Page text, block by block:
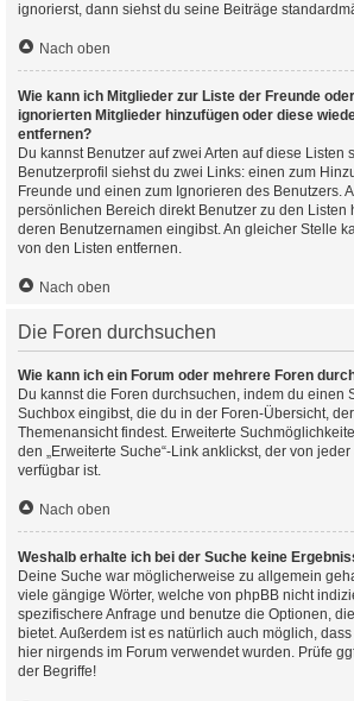
ignorierst, dann siehst du seine Beiträge
Nach oben
Wie kann ich Mitglieder zur Liste der Freunde
ignorierten Mitglieder hinzufügen oder diese
entfernen?
Du kannst Benutzer auf zwei Arten auf diese Listen
Benutzerprofil siehst du zwei Links: einen zum
Freunde und einen zum Ignorieren des Benutzers.
persönlichen Bereich direkt Benutzer zu den Listen
deren Benutzernamen eingibst. An gleicher Stelle
von den Listen entfernen.
Nach oben
Die Foren durchsuchen
Wie kann ich ein Forum oder mehrere Foren
Du kannst die Foren durchsuchen, indem du einen
Suchbox eingibst, die du in der Foren-Übersicht,
Themenansicht findest. Erweiterte
den „Erweiterte Suche“-Link anklickst, der von
verfügbar ist.
Nach oben
Weshalb erhalte ich bei der Suche keine
Deine Suche war möglicherweise zu allgemein
viele gängige Wörter, welche von phpBB nicht
spezifischere Anfrage und benutze die Optionen,
bietet. Außerdem ist es natürlich auch möglich,
hier nirgends im Forum verwendet wurden. Prüfe
der Begriffe!